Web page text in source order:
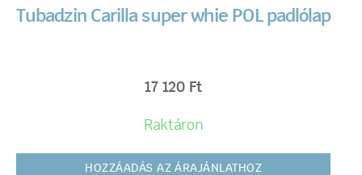
Tubadzin Carilla super whie POL padlólap
17 120 Ft
Raktáron
HOZZÁADÁS AZ ÁRAJÁNLATHOZ